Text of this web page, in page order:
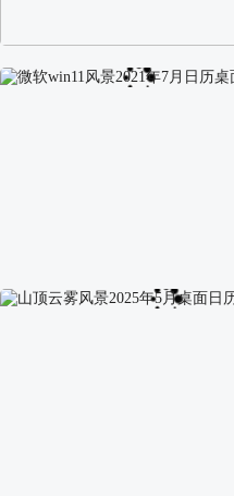
阿尔卑斯山区自然风景壁纸
微软win11风景2021年7月日历桌